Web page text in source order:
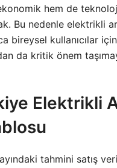
hem de
Bu nedenle elektrikli
bireysel kullanıcılar
da kritik önem
Elektrikli
tahmini satış